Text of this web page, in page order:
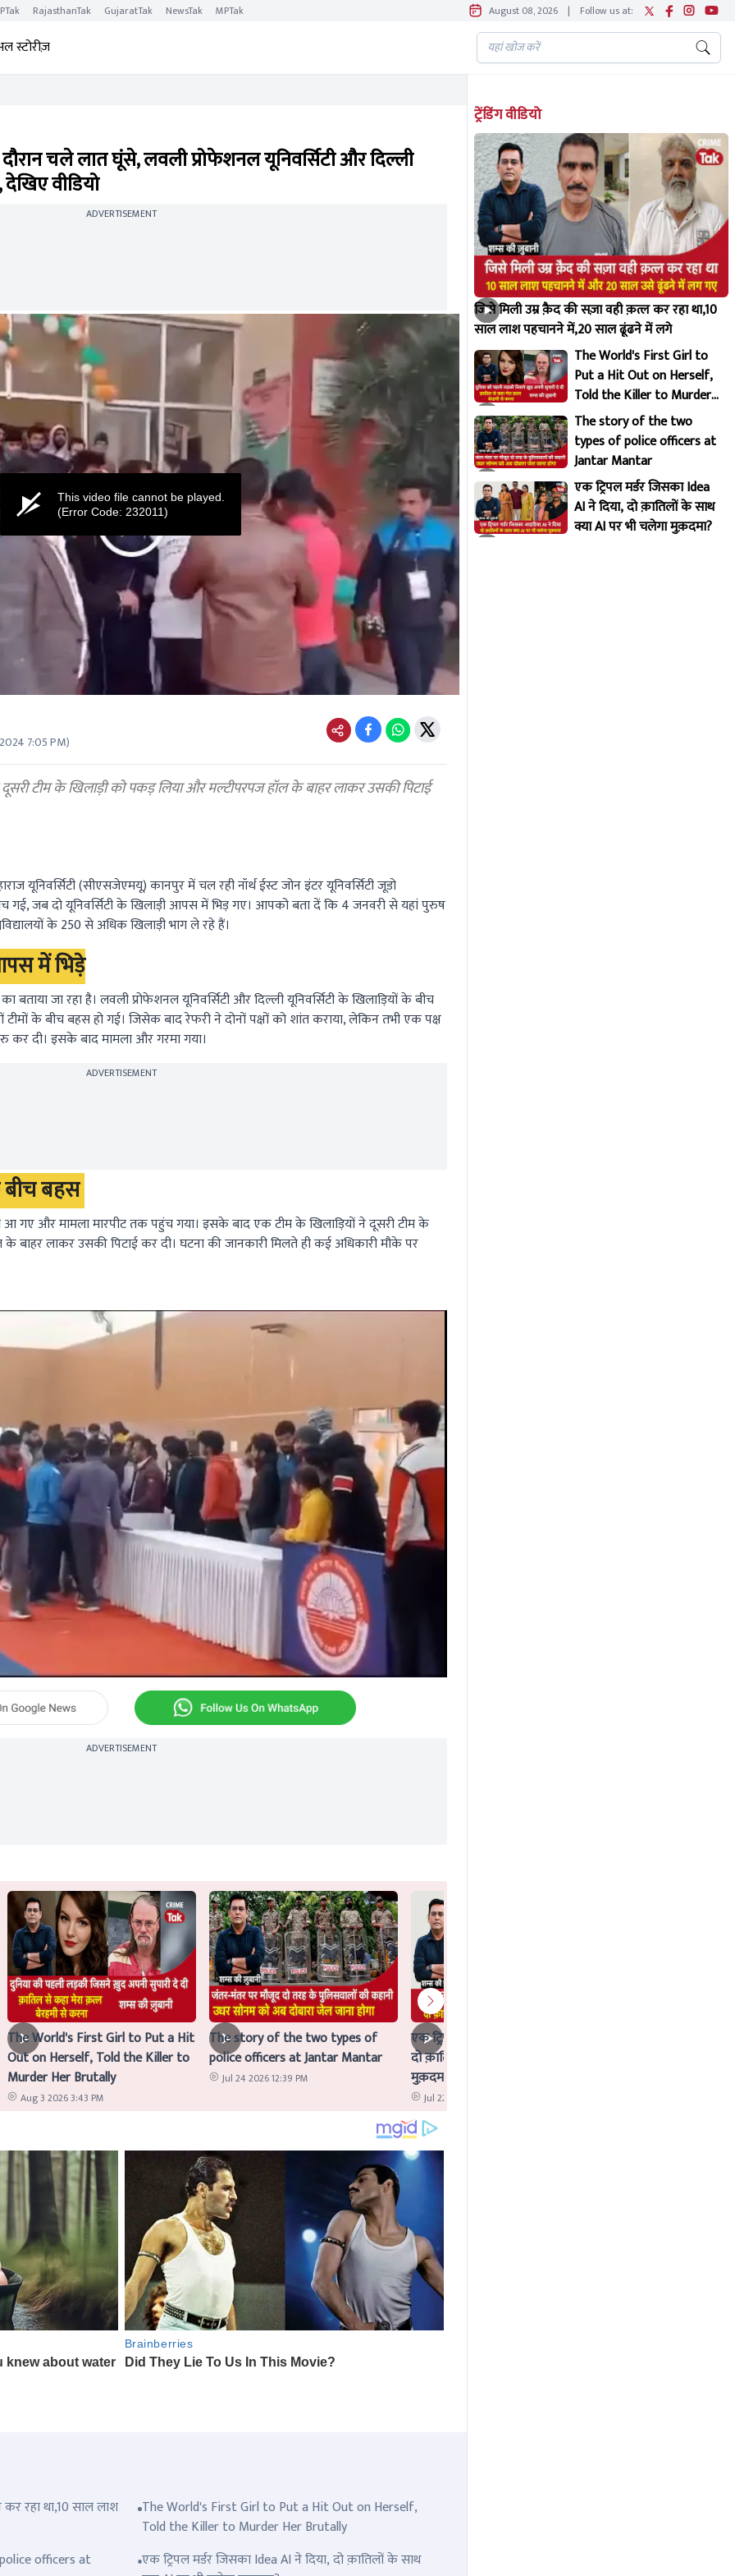
RajasthanTak GujaratTak NewsTak MPTak August 08, 2026 | Follow us at:
स्टोरीज़
चले लात घूंसे, लवली प्रोफेशनल यूनिवर्सिटी और दिल्ली
देखिए वीडियो
ADVERTISEMENT
This video file cannot be played.
(Error Code: 232011)
7:05 PM)
टीम के खिलाड़ी को पकड़ लिया और मल्टीपरपज हॉल के बाहर लाकर उसकी पिटाई
यूनिवर्सिटी (सीएसजेएमयू) कानपुर में चल रही नॉर्थ ईस्ट जोन इंटर यूनिवर्सिटी जूडो
गई, जब दो यूनिवर्सिटी के खिलाड़ी आपस में भिड़ गए। आपको बता दें कि 4 जनवरी से यहां पुरुष
के 250 से अधिक खिलाड़ी भाग ले रहे हैं।
में भिड़े
बताया जा रहा है। लवली प्रोफेशनल यूनिवर्सिटी और दिल्ली यूनिवर्सिटी के खिलाड़ियों के बीच
के बीच बहस हो गई। जिसेक बाद रेफरी ने दोनों पक्षों को शांत कराया, लेकिन तभी एक पक्ष
दी। इसके बाद मामला और गरमा गया।
ADVERTISEMENT
बीच बहस
आ गए और मामला मारपीट तक पहुंच गया। इसके बाद एक टीम के खिलाड़ियों ने दूसरी टीम के
बाहर लाकर उसकी पिटाई कर दी। घटना की जानकारी मिलते ही कई अधिकारी मौके पर
ADVERTISEMENT
The World's First Girl to Put a Hit
Out on Herself, Told the Killer to
Murder Her Brutally
Aug 3 2026 3:43 PM
The story of the two types of
police officers at Jantar Mantar
Jul 24 2026 12:39 PM
एक ट्रिपल मर्डर जिसका Idea AI ने दिया,
दो क़ातिलों के साथ क्या AI पर भी चलेगा
मुक़दमा?
Jul 22 2026 12:02 PM
रहा था,10 साल लाश
The World's First Girl to Put a Hit Out on Herself,
Told the Killer to Murder Her Brutally
officers at
एक ट्रिपल मर्डर जिसका Idea AI ने दिया, दो क़ातिलों के साथ
ट्रेंडिंग वीडियो
जिसे मिली उम्र क़ैद की सज़ा वही क़त्ल कर रहा था,10
साल लाश पहचानने में,20 साल ढूंढने में लगे
The World's First Girl to
Put a Hit Out on Herself,
Told the Killer to Murder
Her Brutally
The story of the two
types of police officers at
Jantar Mantar
एक ट्रिपल मर्डर जिसका Idea
AI ने दिया, दो क़ातिलों के साथ
क्या AI पर भी चलेगा मुक़दमा?